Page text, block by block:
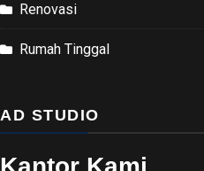
Renovasi
Rumah Tinggal
AD STUDIO